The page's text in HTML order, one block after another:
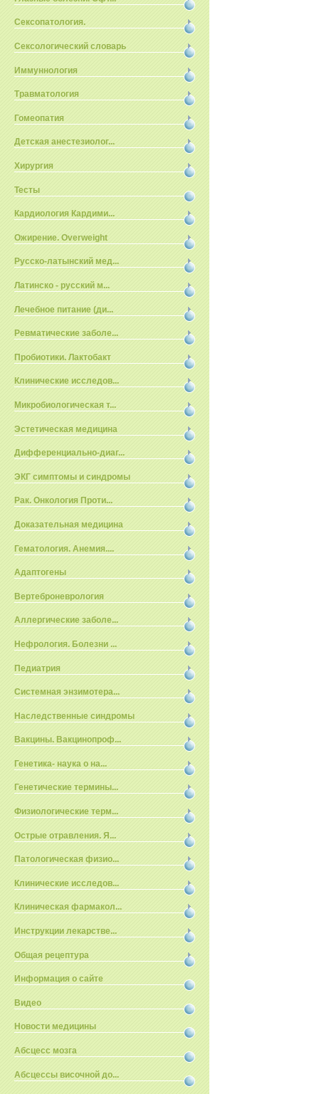
Сексопатология.
Сексологический словарь
Иммуннология
Травматология
Гомеопатия
Детская анестезиолог...
Хирургия
Тесты
Кардиология Кардими...
Ожирение. Overweight
Русско-латынский мед...
Латинско - русский м...
Лечебное питание (ди...
Ревматические заболе...
Пробиотики. Лактобакт
Клинические исследов...
Микробиологическая т...
Эстетическая медицина
Дифференциально-диаг...
ЭКГ симптомы и синдромы
Рак. Онкология Проти...
Доказательная медицина
Гематология. Анемия....
Адаптогены
Вертеброневрология
Аллергические заболе...
Нефрология. Болезни ...
Педиатрия
Системная энзимотера...
Наследственные синдромы
Вакцины. Вакцинопроф...
Генетика- наука о на...
Генетические термины...
Физиологические терм...
Острые отравления. Я...
Патологическая физио...
Клинические исследов...
Клиническая фармакол...
Инструкции лекарстве...
Общая рецептура
Информация о сайте
Видео
Новости медицины
Абсцесс мозга
Абсцессы височной до...